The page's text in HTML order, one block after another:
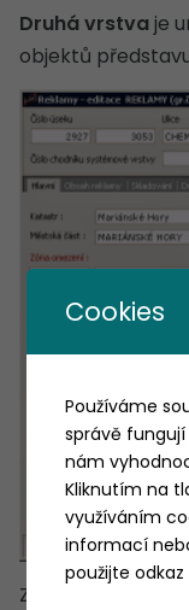
Druhá vrstva je
objektů
Zjišťování
Cookies
Používáme
správě
nám
Kliknutím na
využíváním
informací
použijte odkaz